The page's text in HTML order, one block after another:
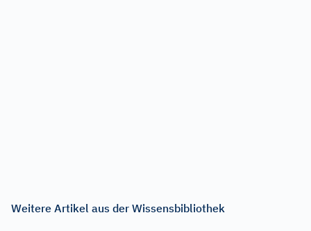
Weitere Artikel aus der Wissensbibliothek